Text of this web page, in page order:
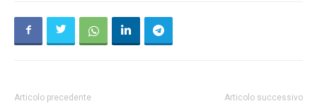
Articolo precedente Articolo successivo